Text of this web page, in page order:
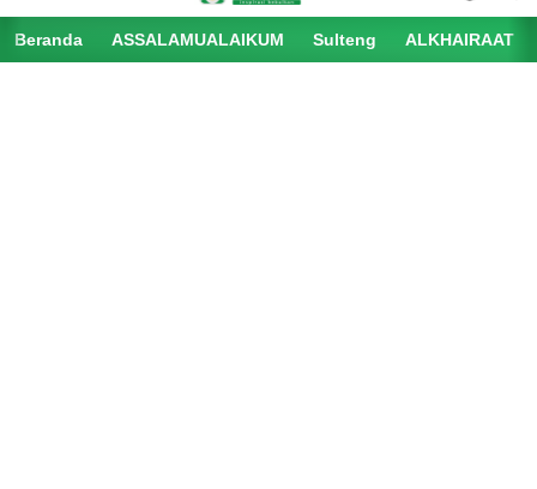
Beranda ASSALAMUALAIKUM Sulteng ALKHAIRAAT